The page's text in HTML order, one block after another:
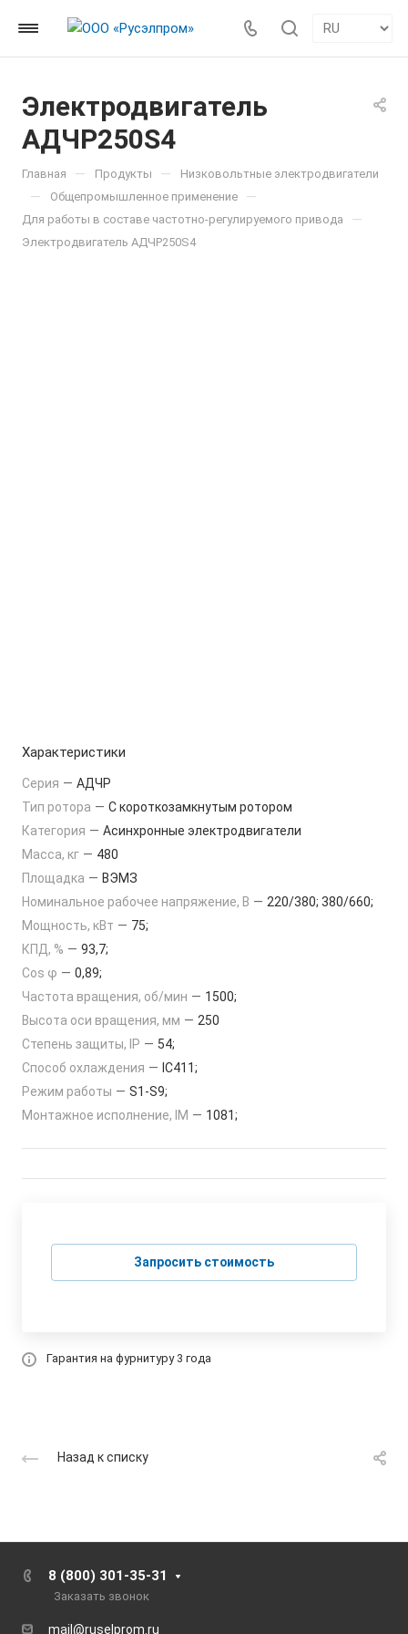
Электродвигатель
АДЧР250S4
Главная — Продукты — Низковольтные электродвигатели
— Общепромышленное применение —
Для работы в составе частотно-регулируемого привода —
Электродвигатель АДЧР250S4
Характеристики
Серия — АДЧР
Тип ротора — С короткозамкнутым ротором
Категория — Асинхронные электродвигатели
Масса, кг — 480
Площадка — ВЭМЗ
Номинальное рабочее напряжение, В — 220/380; 380/660;
Мощность, кВт — 75;
КПД, % — 93,7;
Cos φ — 0,89;
Частота вращения, об/мин — 1500;
Высота оси вращения, мм — 250
Степень защиты, IP — 54;
Способ охлаждения — IC411;
Режим работы — S1-S9;
Монтажное исполнение, IM — 1081;
Запросить стоимость
Гарантия на фурнитуру 3 года
Назад к списку
8 (800) 301-35-31
Заказать звонок
mail@ruselprom.ru